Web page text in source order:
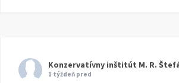
Konzervatívny inštitút M. R.
1 týždeň pred